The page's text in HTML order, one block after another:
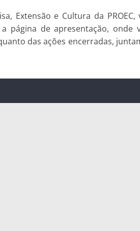
Extensão e Cultura da
página de apresentação,
das ações encerradas,